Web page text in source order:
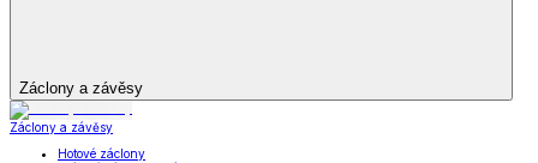
Záclony a závěsy
Záclony a závěsy
Hotové záclony